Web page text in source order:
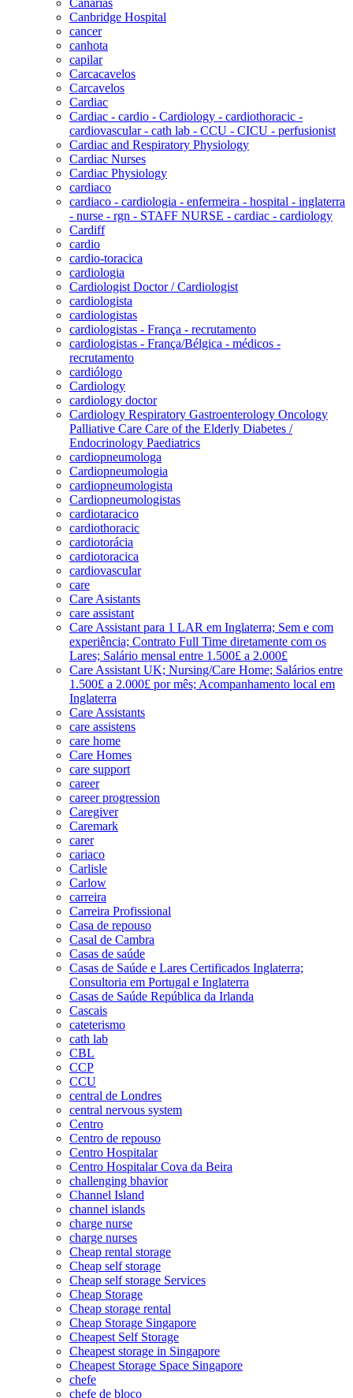
Canbridge Hospital
cancer
canhota
capilar
Carcacavelos
Carcavelos
Cardiac
Cardiac - cardio - Cardiology - cardiothoracic -
cardiovascular - cath lab - CCU - CICU - perfusionist
Cardiac and Respiratory Physiology
Cardiac Nurses
Cardiac Physiology
cardiaco
cardiaco - cardiologia - enfermeira - hospital - inglaterra
- nurse - rgn - STAFF NURSE - cardiac - cardiology
Cardiff
cardio
cardio-toracica
cardiologia
Cardiologist Doctor / Cardiologist
cardiologista
cardiologistas
cardiologistas - França - recrutamento
cardiologistas - França/Bélgica - médicos -
recrutamento
cardiólogo
Cardiology
cardiology doctor
Cardiology Respiratory Gastroenterology Oncology
Palliative Care Care of the Elderly Diabetes /
Endocrinology Paediatrics
cardiopneumologa
Cardiopneumologia
cardiopneumologista
Cardiopneumologistas
cardiotaracico
cardiothoracic
cardiotorácia
cardiotoracica
cardiovascular
care
Care Asistants
care assistant
Care Assistant para 1 LAR em Inglaterra; Sem e com
experiência; Contrato Full Time diretamente com os
Lares; Salário mensal entre 1.500£ a 2.000£
Care Assistant UK; Nursing/Care Home; Salários entre
1.500£ a 2.000£ por mês; Acompanhamento local em
Inglaterra
Care Assistants
care assistens
care home
Care Homes
care support
career
career progression
Caregiver
Caremark
carer
cariaco
Carlisle
Carlow
carreira
Carreira Profissional
Casa de repouso
Casal de Cambra
Casas de saúde
Casas de Saúde e Lares Certificados Inglaterra;
Consultoria em Portugal e Inglaterra
Casas de Saúde República da Irlanda
Cascais
cateterismo
cath lab
CBL
CCP
CCU
central de Londres
central nervous system
Centro
Centro de repouso
Centro Hospitalar
Centro Hospitalar Cova da Beira
challenging bhavior
Channel Island
channel islands
charge nurse
charge nurses
Cheap rental storage
Cheap self storage
Cheap self storage Services
Cheap Storage
Cheap storage rental
Cheap Storage Singapore
Cheapest Self Storage
Cheapest storage in Singapore
Cheapest Storage Space Singapore
chefe
chefe de bloco